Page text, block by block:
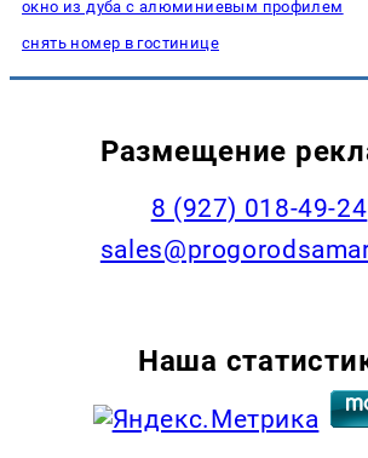
окно из дуба с алюминиевым профилем
снять номер в гостинице
Размещение
8 (927) 018-49-24
Наша